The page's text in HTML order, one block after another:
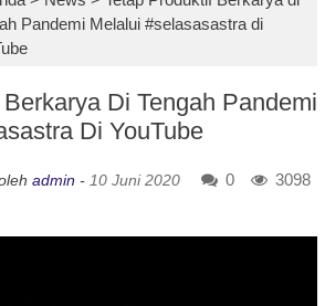
Pandemi Melalui #selasasastra di
Di Tengah Pandemi
Di YouTube
admin - 10 Juni 2020 0 3098